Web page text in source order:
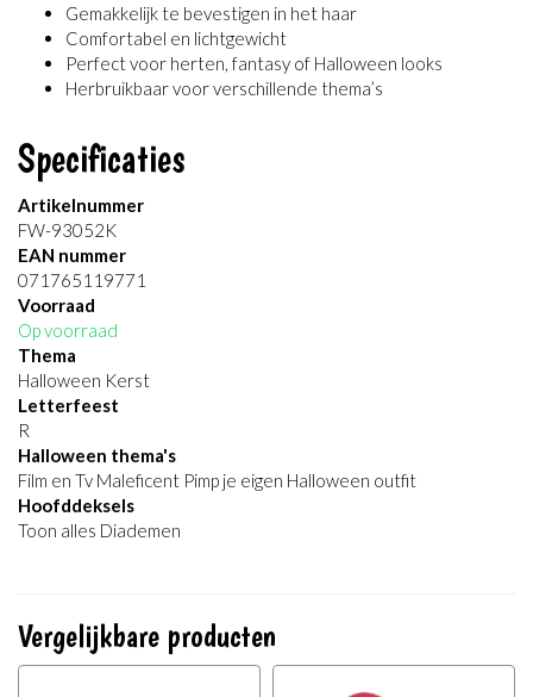
Gemakkelijk te bevestigen in het haar
Comfortabel en lichtgewicht
Perfect voor herten, fantasy of Halloween looks
Herbruikbaar voor verschillende thema’s
Specificaties
Artikelnummer
FW-93052K
EAN nummer
071765119771
Voorraad
Op voorraad
Thema
Halloween Kerst
Letterfeest
R
Halloween thema's
Film en Tv Maleficent Pimp je eigen Halloween outfit
Hoofddeksels
Toon alles Diademen
Vergelijkbare producten